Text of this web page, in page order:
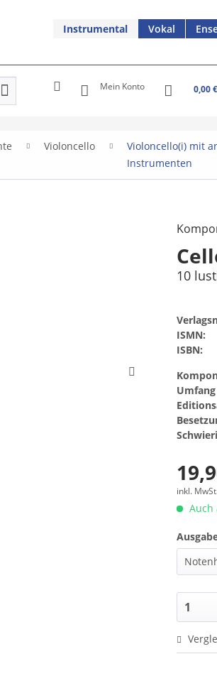
Instrumental Vokal
Mein Konto 0,00
Violoncello
Violoncello(i) mit
Instrumenten
10
ISMN:
ISBN:
Umfang
inkl.
Auch